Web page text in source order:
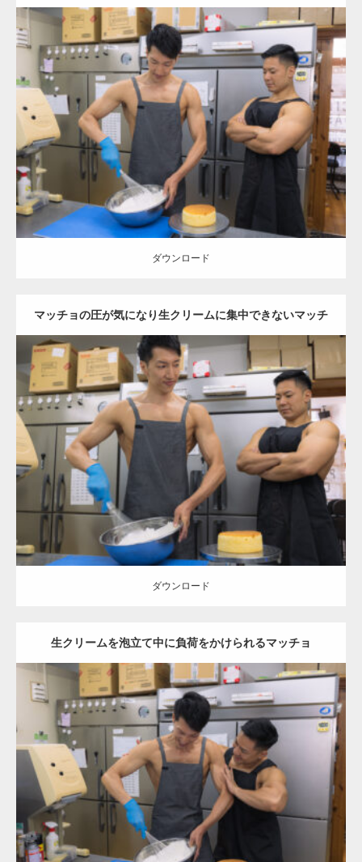
Update:2023.02.11
Category:ケーキ屋さんのマッチョ オレンジの人 AKIHITO(細マッチ
ョ)
TOSHI(大胸筋) 肩 和白 (福岡)
ダウンロード
ダウンロード
マッチョの圧が気になり生クリームに集中できないマッチ
ョ
Update:2023.02.11
Category:ケーキ屋さんのマッチョ オレンジの人
AKIHITO(細マッチ
ョ)
TOSHI(大胸筋) 大胸筋 和白 (福岡)
ダウンロード
ダウンロード
生クリームを泡立て中に負荷をかけられるマッチョ
Update:2023.02.11
Category: ケーキ屋さんのマッチョ オレンジの人 AKIHITO(細マッチ
ョ) TOSHI(大胸筋) 和白 (福岡)
ダウンロード